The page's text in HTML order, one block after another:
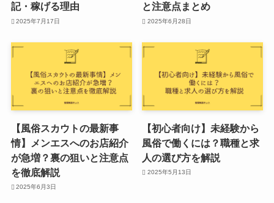
記・稼げる理由
2025年7月17日
と注意点まとめ
2025年6月28日
【風俗スカウトの最新事
情】メンエスへのお店紹介
が急増？裏の狙いと注意点
を徹底解説
2025年6月3日
【初心者向け】未経験から
風俗で働くには？職種と求
人の選び方を解説
2025年5月13日